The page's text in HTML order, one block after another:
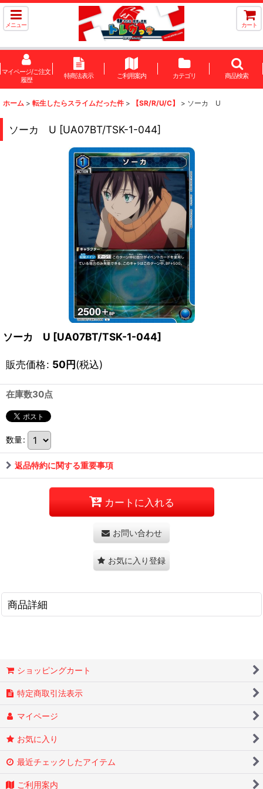
メニュー カート
マイページ/ご注文
履歴
特商法表示 ご利用案内 カテゴリ 商品検索
ホーム > 転生したらスライムだった件 > 【SR/R/U/C】 > ソーカ U
ソーカ U [UA07BT/TSK-1-044]
ソーカ U [UA07BT/TSK-1-044]
販売価格: 50円(税込)
在庫数30点
数量:
返品特約に関する重要事項
カートに入れる
お問い合わせ
お気に入り登録
商品詳細
ショッピングカート
特定商取引法表示
マイページ
お気に入り
最近チェックしたアイテム
ご利用案内